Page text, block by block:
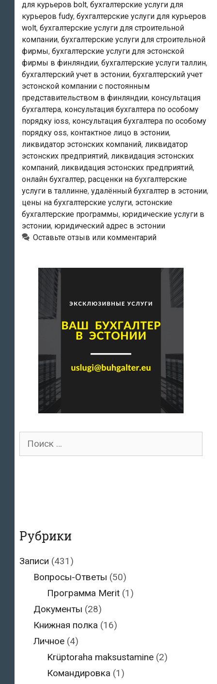
для курьеров bolt, бухгалтерские услуги для
курьеров fudy, бухгалтерские услуги для курьеров
wolt, бухгалтерские услуги для строительной
компании, бухгалтерские услуги для строительной
фирмы, бухгалтерские услуги для эстонской
фирмы в финляндии, бухгалтерские услуги таллин,
бухгалтерский учет в эстонии, бухгалтерский учет
эстонской компании с постоянным
представительством в финляндии, консультация
бухгалтера, консультация бухгалтера по особому
порядку ioss, консультация бухгалтера по особому
порядку oss, контактное лицо в эстонии,
ликвидатор эстонских компаний, ликвидатор
эстонских предприятий, ликвидация эстонских
компаний, ликвидация эстонских предприятий,
онлайн бухгалтер, расценки на бухгалтерские
услуги в таллинне, удалённый бухгалтер в эстонии,
цены на бухгалтерские услуги, эстонские
бухгалтерские программы, юридические услуги в
эстонии, юридический адрес в эстонии
Оставьте отзыв или комментарий
Поиск
Рубрики
Записи (431)
Вопросы-Ответы (50)
Программа Merit (1)
Документы (28)
Книжная полка (16)
Личное(4)
Krüptoraha maksustamine (2)
Командировка (1)